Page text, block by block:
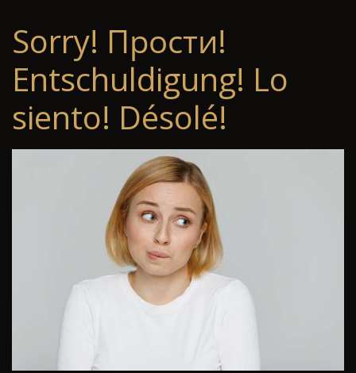
Sorry! Прости!
Entschuldigung! Lo
siento! Désolé!